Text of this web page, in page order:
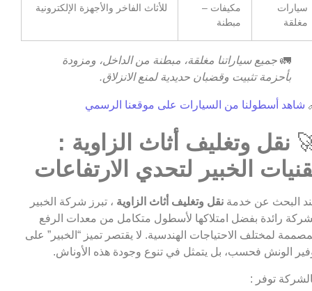
سيارات
مغلقة
مكيفات –
مبطنة
للأثاث الفاخر والأجهزة الإلكترونية
🚛 جميع سياراتنا مغلقة، مبطنة من الداخل، ومزودة
بأحزمة تثبيت وقضبان حديدية لمنع الانزلاق.
شاهد أسطولنا من السيارات على موقعنا الرسمي
نقل وتغليف أثاث الزاوية :
الخبير لتحدي الارتفاعات
البحث عن خدمة نقل وتغليف أثاث الزاوية ، تبرز شركة الخبير
رائدة بفضل امتلاكها لأسطول متكامل من معدات الرفع
لمختلف الاحتياجات الهندسية. لا يقتصر تميز “الخبير” على
الونش فحسب، بل يتمثل في تنوع وجودة هذه الأوناش.
توفر :